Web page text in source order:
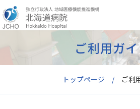
トップページ ご利
ご利用ガ